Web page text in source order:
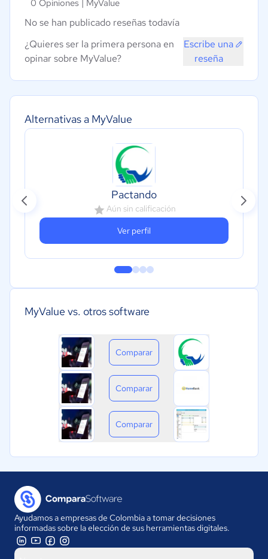
Alternativas a MyValue
Pactando
Aún sin calificación
Ver perfil
MyValue vs. otros software
Comparar
Comparar
Comparar
0 Opiniones | MyValue
No se han publicado reseñas todavía
¿Quieres ser la primera persona en
opinar sobre MyValue?
Escribe una
reseña
Ayudamos a empresas de Colombia a tomar decisiones
informadas sobre la elección de sus herramientas digitales.